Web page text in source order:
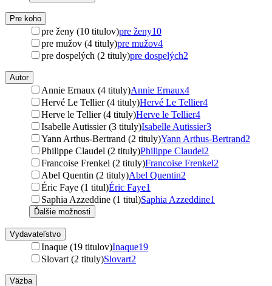
Pre koho
pre ženy (10 titulov)pre ženy10
pre mužov (4 tituly)pre mužov4
pre dospelých (2 tituly)pre dospelých2
Autor
Annie Ernaux (4 tituly)Annie Ernaux4
Hervé Le Tellier (4 tituly)Hervé Le Tellier4
Herve le Tellier (4 tituly)Herve le Tellier4
Isabelle Autissier (3 tituly)Isabelle Autissier3
Yann Arthus-Bertrand (2 tituly)Yann Arthus-Bertrand2
Philippe Claudel (2 tituly)Philippe Claudel2
Francoise Frenkel (2 tituly)Francoise Frenkel2
Abel Quentin (2 tituly)Abel Quentin2
Éric Faye (1 titul)Éric Faye1
Saphia Azzeddine (1 titul)Saphia Azzeddine1
Ďalšie možnosti
Vydavateľstvo
Inaque (19 titulov)Inaque19
Slovart (2 tituly)Slovart2
Väzba